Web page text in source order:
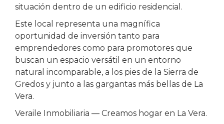
situación dentro de un edificio residencial.
Este local representa una magnífica
oportunidad de inversión tanto para
emprendedores como para promotores que
buscan un espacio versátil en un entorno
natural incomparable, a los pies de la Sierra de
Gredos y junto a las gargantas más bellas de La
Vera.
Veraile Inmobiliaria — Creamos hogar en La Vera.